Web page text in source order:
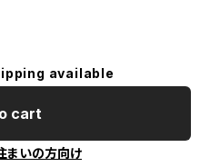
available
cart
まいの方向け